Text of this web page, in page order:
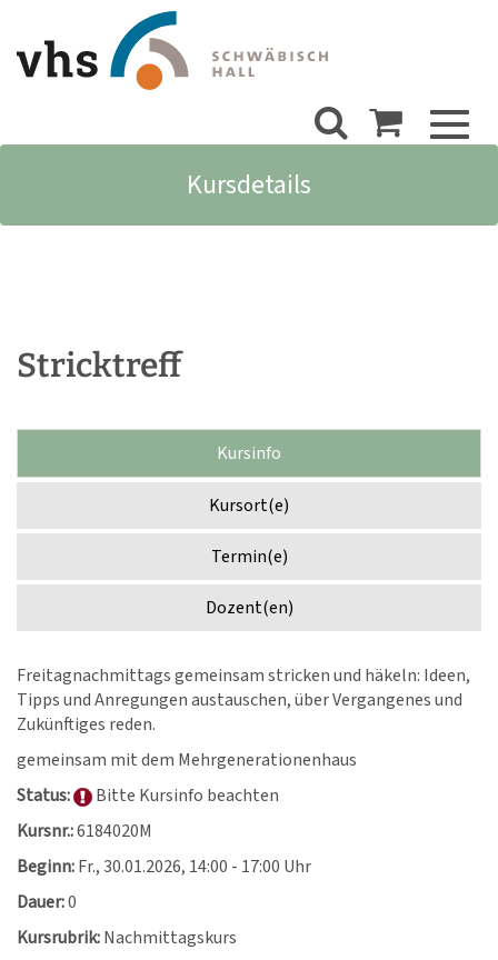
Kursdetails
Stricktreff
Kursinfo
Kursort(e)
Termin(e)
Dozent(en)
Freitagnachmittags gemeinsam stricken und häkeln: Ideen,
Tipps und Anregungen austauschen, über Vergangenes und
Zukünftiges reden.
gemeinsam mit dem Mehrgenerationenhaus
Status:
Bitte Kursinfo beachten
Kursnr.:6184020M
Beginn:Fr., 30.01.2026, 14:00 - 17:00 Uhr
Dauer:0
Kursrubrik:Nachmittagskurs